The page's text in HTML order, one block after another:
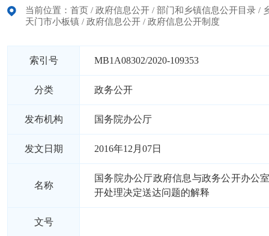
当前位置： 首页 / 政府信息公开 / 部门和乡镇信息公开目录 /
天门市小板镇 / 政府信息公开 / 政府信息公开制度
索引号 MB1A08302/2020-109353
分类 政务公开
发布机构 国务院办公厅
发文日期 2016年12月07日
名称
国务院办公厅政府信息与政务公开办公
开处理决定送达问题的解释
文号